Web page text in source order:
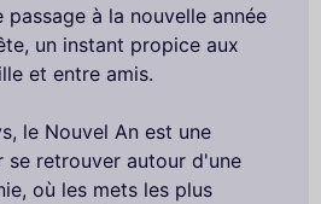
à la nouvelle année
un instant propice aux
et entre amis.
le Nouvel An est une
se retrouver autour d'une
où les mets les plus